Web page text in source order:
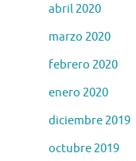
abril 2020
marzo 2020
febrero 2020
enero 2020
diciembre 2019
octubre 2019